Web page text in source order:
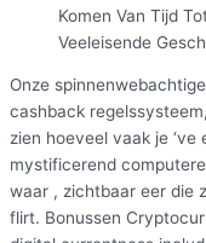
Komen Van Tijd
Veeleisende
Onze
cashback
zien hoeveel vaak je
mystificerend
waar , zichtbaar eer die
flirt. Bonussen